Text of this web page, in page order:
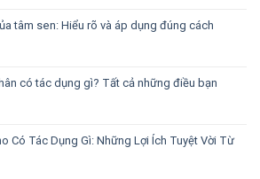
tâm sen: Hiểu rõ và áp dụng đúng cách
có tác dụng gì? Tất cả những điều bạn
Có Tác Dụng Gì: Những Lợi Ích Tuyệt Vời Từ